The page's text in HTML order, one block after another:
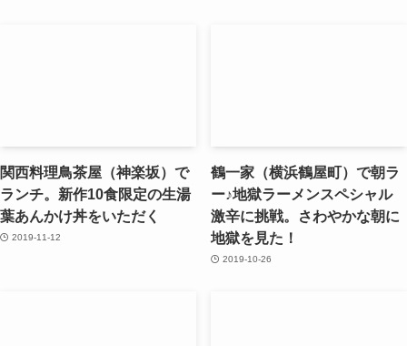
関西料理鳥茶屋（神楽坂）で
ランチ。新作10食限定の生湯
葉あんかけ丼をいただく
2019-11-12
鶴一家（横浜鶴屋町）で朝ラ
ー♪地獄ラーメンスペシャル
激辛に挑戦。さわやかな朝に
地獄を見た！
2019-10-26